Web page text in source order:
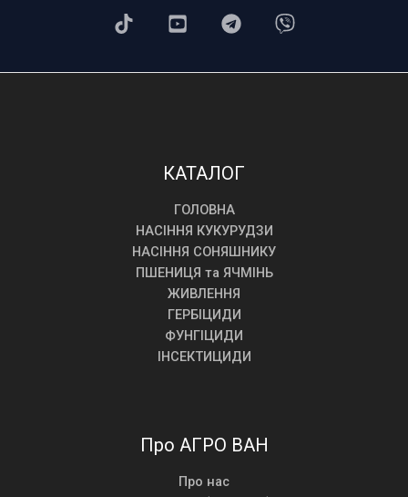
КАТАЛОГ
ГОЛОВНА
НАСІННЯ КУКУРУДЗИ
НАСІННЯ СОНЯШНИКУ
ПШЕНИЦЯ та ЯЧМІНЬ
ЖИВЛЕННЯ
ГЕРБІЦИДИ
ФУНГІЦИДИ
ІНСЕКТИЦИДИ
Про АГРО ВАН
Про нас